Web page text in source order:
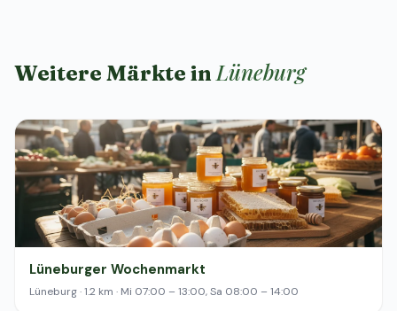
Weitere Märkte inLüneburg
Lüneburger Wochenmarkt
Lüneburg · 1.2 km · Mi 07:00 – 13:00, Sa 08:00 – 14:00